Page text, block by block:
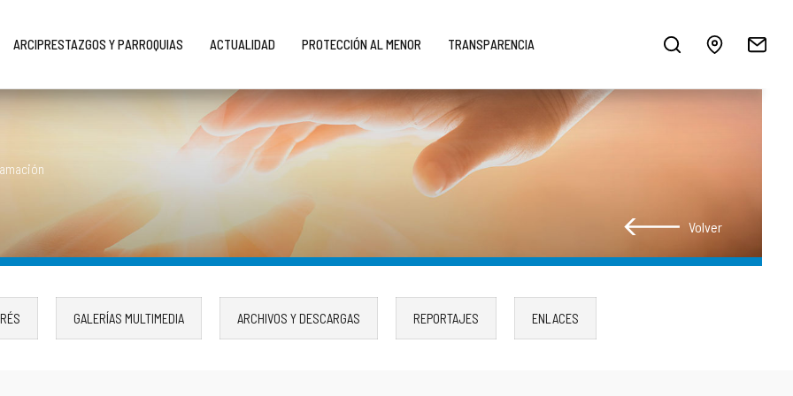
ARCIPRESTAZGOS Y PARROQUIAS ACTUALIDAD PROTECCIÓN AL MENOR TRANSPARENCIA
Volver
GALERÍAS MULTIMEDIA ARCHIVOS Y DESCARGAS REPORTAJES ENLACES